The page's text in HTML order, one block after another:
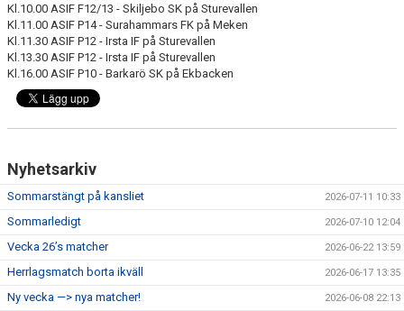
STYRELSEN
KONTAKT
SPONSORER
BILDGALLERI
DOKUMENT
VÅRA LAG
MEDLEMSAVGIFTER
Kl.10.00 ASIF F12/13 - Skiljebo SK på Sturevallen
Kl.11.00 ASIF P14 - Surahammars FK på Meken
Kl.11.30 ASIF P12 - Irsta IF på Sturevallen
Kl.13.30 ASIF P12 - Irsta IF på Sturevallen
Kl.16.00 ASIF P10 - Barkarö SK på Ekbacken
Nyhetsarkiv
Sommarstängt på kansliet 2026-07-11 10:33
Sommarledigt 2026-07-10 12:04
Vecka 26’s matcher 2026-06-22 13:59
Herrlagsmatch borta ikväll 2026-06-17 13:35
Ny vecka —> nya matcher! 2026-06-08 22:13